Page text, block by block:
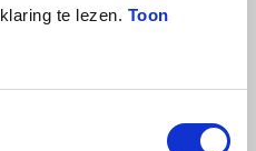
te lezen. Toon
includes rain cover